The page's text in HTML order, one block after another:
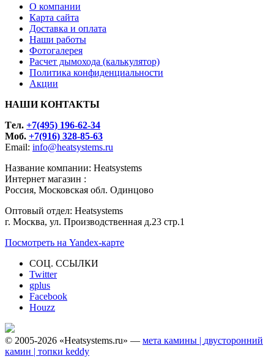
О компании
Карта сайта
Доставка и оплата
Наши работы
Фотогалерея
Расчет дымохода (калькулятор)
Политика конфиденциальности
Акции
НАШИ КОНТАКТЫ
Tел. +7(495) 196-62-34
Моб. +7(916) 328-85-63
Email: info@heatsystems.ru
Название компании: Heatsystems
Интернет магазин :
Россия, Московская обл. Одинцово
Оптовый отдел: Heatsystems
г. Москва, ул. Производственная д.23 стр.1
Посмотреть на Yandex-карте
СОЦ. ССЫЛКИ
Twitter
gplus
Facebook
Houzz
© 2005-2026 «Heatsystems.ru» — мета камины | двусторонний
камин | топки keddy